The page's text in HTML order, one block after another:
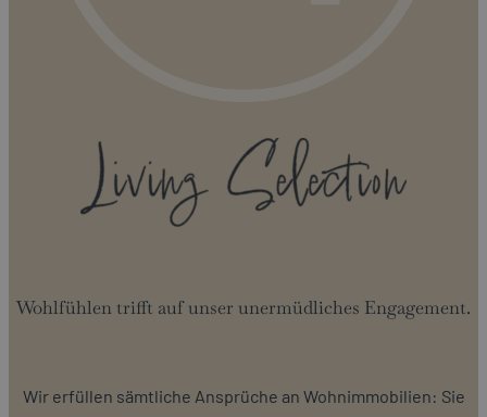
Wohlfühlen trifft auf unser unermüdliches Engagement.
Wir erfüllen sämtliche Ansprüche an Wohnimmobilien: Sie